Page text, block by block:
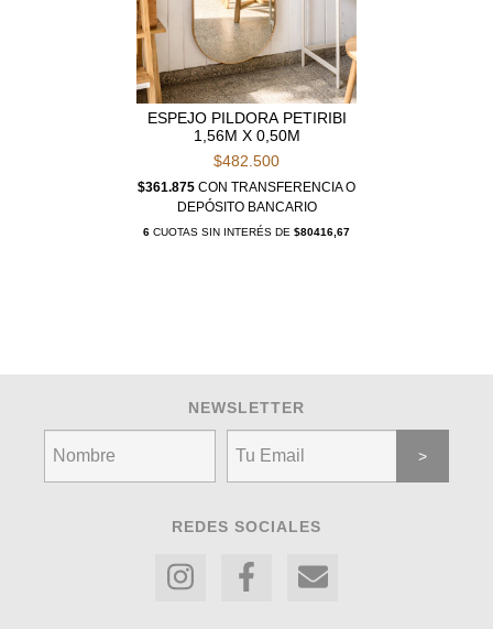
ESPEJO PILDORA PETIRIBI
1,56M X 0,50M
$482.500
$361.875 CON TRANSFERENCIA O
DEPÓSITO BANCARIO
6 CUOTAS SIN INTERÉS DE $80416,67
NEWSLETTER
REDES SOCIALES